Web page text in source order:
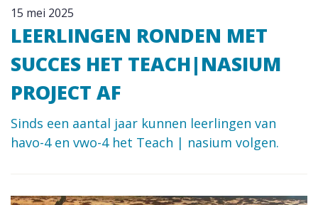
15 mei 2025
LEERLINGEN RONDEN MET
SUCCES HET TEACH|NASIUM
PROJECT AF
Sinds een aantal jaar kunnen leerlingen van
havo-4 en vwo-4 het Teach | nasium volgen.